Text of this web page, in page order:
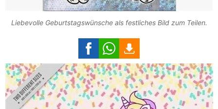
Liebevolle Geburtstagswünsche als festliches Bild zum Teilen.